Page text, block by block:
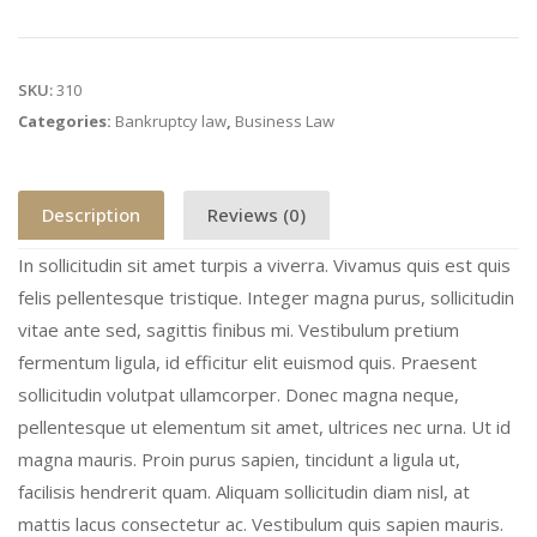
SKU:310
Categories: Bankruptcy law, Business Law
Description Reviews (0)
In sollicitudin sit amet turpis a viverra. Vivamus quis est quis
felis pellentesque tristique. Integer magna purus, sollicitudin
vitae ante sed, sagittis finibus mi. Vestibulum pretium
fermentum ligula, id efficitur elit euismod quis. Praesent
sollicitudin volutpat ullamcorper. Donec magna neque,
pellentesque ut elementum sit amet, ultrices nec urna. Ut id
magna mauris. Proin purus sapien, tincidunt a ligula ut,
facilisis hendrerit quam. Aliquam sollicitudin diam nisl, at
mattis lacus consectetur ac. Vestibulum quis sapien mauris.